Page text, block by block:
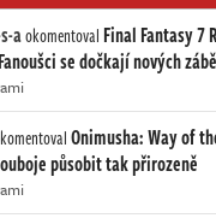
aokomentoval Final Fantasy
se dočkají nových
Onimusha: Way of
působit tak přirozeně